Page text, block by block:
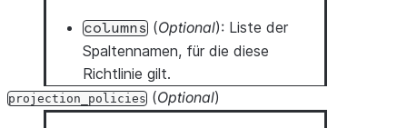
columns (Optional): Liste der
Spaltennamen, für die diese
Richtlinie gilt.
projection_policies (Optional)